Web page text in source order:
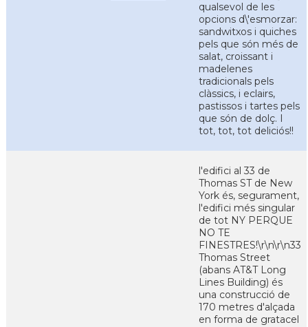
qualsevol de les
opcions d\'esmorzar:
sandwitxos i quiches
pels que són més de
salat, croissant i
madelenes
tradicionals pels
clàssics, i eclairs,
pastissos i tartes pels
que són de dolç. I
tot, tot, tot deliciós!!
l'edifici al 33 de
Thomas ST de New
York és, segurament,
l'edifici més singular
de tot NY PERQUE
NO TE
FINESTRES!\r\n\r\n33
Thomas Street
(abans AT&T Long
Lines Building) és
una construcció de
170 metres d'alçada
en forma de gratacel